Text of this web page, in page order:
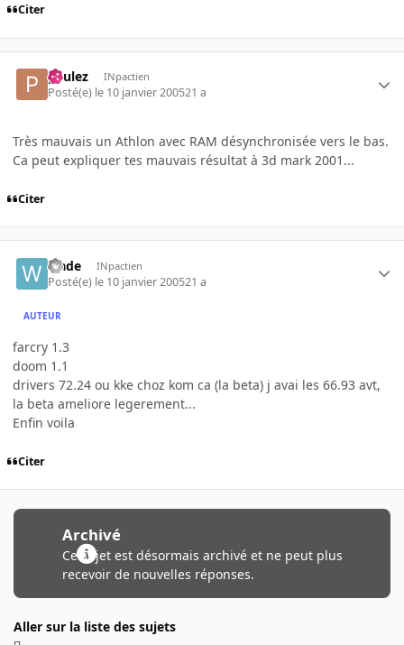
Citer
paulez INpactien
Posté(e) le 10 janvier 200521 a
Très mauvais un Athlon avec RAM désynchronisée vers le bas.
Ca peut expliquer tes mauvais résultat à 3d mark 2001...
Citer
wade INpactien
Posté(e) le 10 janvier 200521 a
AUTEUR
farcry 1.3
doom 1.1
drivers 72.24 ou kke choz kom ca (la beta) j avai les 66.93 avt,
la beta ameliore legerement...
Enfin voila
Citer
Archivé
Ce sujet est désormais archivé et ne peut plus
recevoir de nouvelles réponses.
Aller sur la liste des sujets